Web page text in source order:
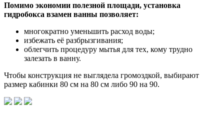
Помимо экономии полезной площади, установка
гидробокса взамен ванны позволяет:
многократно уменьшить расход воды;
избежать её разбрызгивания;
облегчить процедуру мытья для тех, кому трудно
залезать в ванну.
Чтобы конструкция не выглядела громоздкой, выбирают
размер кабинки 80 см на 80 см либо 90 на 90.